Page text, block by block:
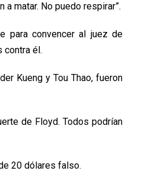
a matar. No puedo respirar”.
para convencer al juez de
él.
Kueng y Tou Thao, fueron
de Floyd. Todos podrían
20 dólares falso.